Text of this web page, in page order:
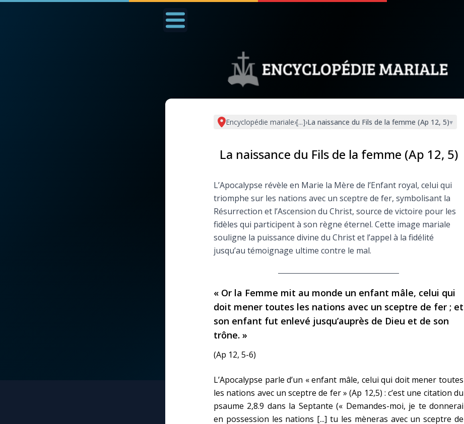
Nous soutenir À propos Facebook Infos légales
Prier au quotidien
Les premiers samedis
Marie qui défait les
Mes intentions de
◼︎À la une
Contact
Faire un don
Encyclopédie mariale›[...]›La naissance du Fils de la femme (Ap 12, 5)▾
La naissance du Fils de la femme (Ap 12, 5)
L’Apocalypse révèle en Marie la Mère de l’Enfant royal, celui qui
triomphe sur les nations avec un sceptre de fer, symbolisant la
Résurrection et l’Ascension du Christ, source de victoire pour les
fidèles qui participent à son règne éternel. Cette image mariale
souligne la puissance divine du Christ et l’appel à la fidélité
jusqu’au témoignage ultime contre le mal.
« Or la Femme mit au monde un enfant mâle, celui qui
doit mener toutes les nations avec un sceptre de fer ; et
son enfant fut enlevé jusqu’auprès de Dieu et de son
trône. »
(Ap 12, 5-6)
L’Apocalypse parle d’un « enfant mâle, celui qui doit mener toutes
les nations avec un sceptre de fer » (Ap 12,5) : c’est une citation du
psaume 2,8.9 dans la Septante (« Demandes-moi, je te donnerai
en possession les nations [...] tu les mèneras avec un sceptre de